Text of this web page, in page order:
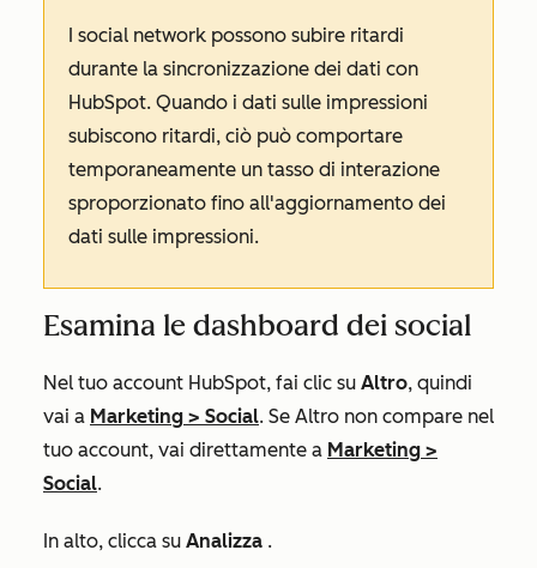
I social network possono subire ritardi
durante la sincronizzazione dei dati con
HubSpot. Quando i dati sulle impressioni
subiscono ritardi, ciò può comportare
temporaneamente un tasso di interazione
sproporzionato fino all'aggiornamento dei
dati sulle impressioni.
Esamina le dashboard dei social
Nel tuo account HubSpot, fai clic su Altro, quindi
vai a Marketing > Social. Se Altro non compare nel
tuo account, vai direttamente a Marketing >
Social.
In alto, clicca su Analizza .